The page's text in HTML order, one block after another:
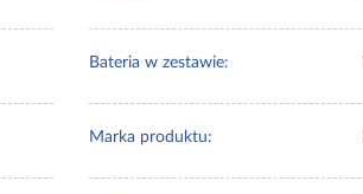
Bateria w zestawie:
Marka produktu: